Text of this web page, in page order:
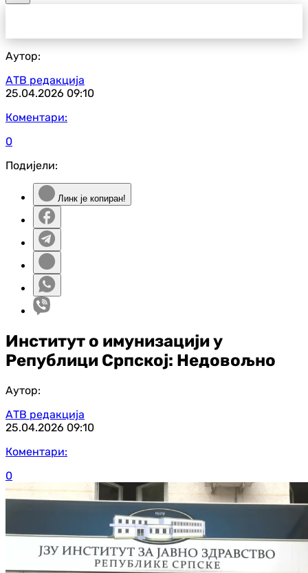
Аутор:
АТВ редакција
25.04.2026 09:10
Коментари:
0
Подијели:
Линк је копиран!
Институт о имунизацији у
Републици Српској: Недовољно
Аутор:
АТВ редакција
25.04.2026 09:10
Коментари:
0